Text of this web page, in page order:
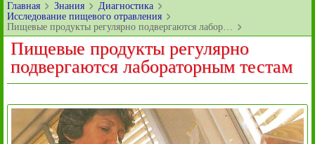
Главная Знания
Диагностика
Исследование пищевого отравления
Пищевые продукты регулярно подвергаются лабор…
Пищевые продукты регулярно
подвергаются лабораторным тестам